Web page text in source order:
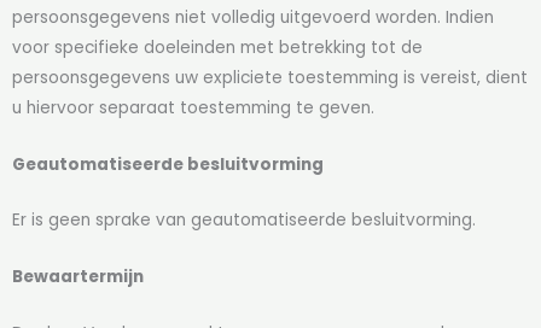
persoonsgegevens niet volledig uitgevoerd worden. Indien
voor specifieke doeleinden met betrekking tot de
persoonsgegevens uw expliciete toestemming is vereist, dient
u hiervoor separaat toestemming te geven.
Geautomatiseerde besluitvorming
Er is geen sprake van geautomatiseerde besluitvorming.
Bewaartermijn